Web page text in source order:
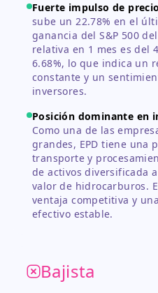
Fuerte impulso de
sube un 22.78% en el
ganancia del S&P 500
relativa en 1 mes es del
6.68%, lo que indica un
constante y un
inversores.
Posición dominante en
Como una de las
grandes, EPD tiene una
transporte y
de activos diversificada
valor de hidrocarburos.
ventaja competitiva y
efectivo estable.
Bajista